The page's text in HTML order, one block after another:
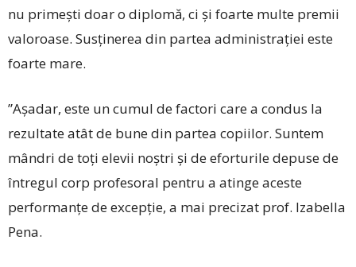
nu primești doar o diplomă, ci și foarte multe premii
valoroase. Susținerea din partea administrației este
foarte mare.
”Așadar, este un cumul de factori care a condus la
rezultate atât de bune din partea copiilor. Suntem
mândri de toți elevii noștri și de eforturile depuse de
întregul corp profesoral pentru a atinge aceste
performanțe de excepție, a mai precizat prof. Izabella
Pena.